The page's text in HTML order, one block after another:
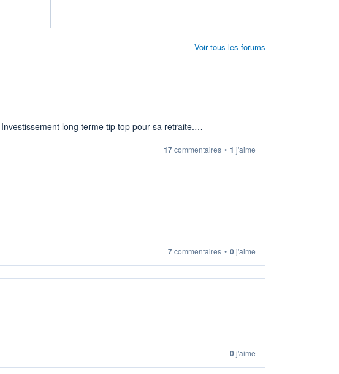
long terme tip top pour sa retraite.
17commentaires • 1 j'aime
7commentaires • 0j'aime
0j'aime
Voir tous les forums